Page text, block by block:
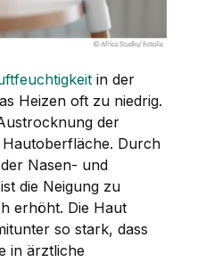
in der
Heizen oft zu niedrig.
der
Durch
Nasen- und
die Neigung zu
erhöht. Die Haut
so stark, dass
in ärztliche